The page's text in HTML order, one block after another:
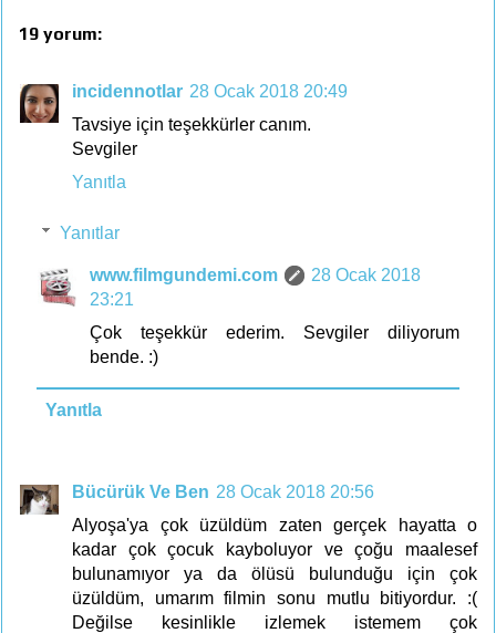
19 yorum:
incidennotlar 28 Ocak 2018 20:49
Tavsiye için teşekkürler canım.
Sevgiler
Yanıtla
Yanıtlar
www.filmgundemi.com
28 Ocak 2018
23:21
Çok teşekkür ederim. Sevgiler diliyorum
bende. :)
Yanıtla
Bücürük Ve Ben 28 Ocak 2018 20:56
Alyoşa'ya çok üzüldüm zaten gerçek hayatta o
kadar çok çocuk kayboluyor ve çoğu maalesef
bulunamıyor ya da ölüsü bulunduğu için çok
üzüldüm, umarım filmin sonu mutlu bitiyordur. :(
Değilse kesinlikle izlemek istemem çok